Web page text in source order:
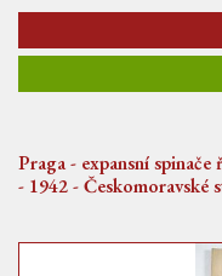
Praga - expansní
- 1942 - Českomoravské